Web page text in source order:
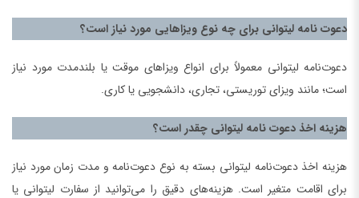
دعوت نامه لیتوانی برای چه نوع ویزاهایی مورد نیاز است؟
دعوت‌نامه لیتوانی معمولاً برای انواع ویزاهای موقت یا بلندمدت مورد نیاز
است؛ مانند ویزای توریستی، تجاری، دانشجویی یا کاری.
هزینه اخذ دعوت نامه لیتوانی چقدر است؟
هزینه اخذ دعوت‌نامه لیتوانی بسته به نوع دعوت‌نامه و مدت زمان مورد نیاز
برای اقامت متغیر است. هزینه‌های دقیق را می‌توانید از سفارت لیتوانی یا